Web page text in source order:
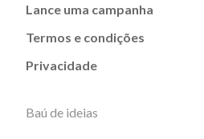
Lance uma campanha
Termos e condições
Privacidade
Baú de ideias